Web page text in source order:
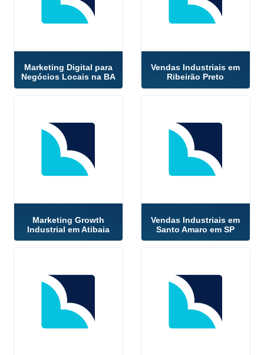
Marketing Digital para
Negócios Locais na BA
Vendas Industriais em
Ribeirão Preto
Marketing Growth
Industrial em Atibaia
Vendas Industriais em
Santo Amaro em SP